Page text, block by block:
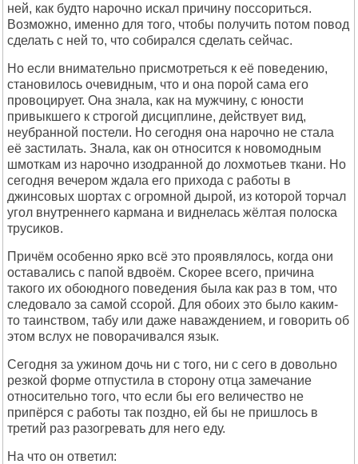
ней, как будто нарочно искал причину поссориться.
Возможно, именно для того, чтобы получить потом повод
сделать с ней то, что собирался сделать сейчас.
Но если внимательно присмотреться к её поведению,
становилось очевидным, что и она порой сама его
провоцирует. Она знала, как на мужчину, с юности
привыкшего к строгой дисциплине, действует вид,
неубранной постели. Но сегодня она нарочно не стала
её застилать. Знала, как он относится к новомодным
шмоткам из нарочно изодранной до лохмотьев ткани. Но
сегодня вечером ждала его прихода с работы в
джинсовых шортах с огромной дырой, из которой торчал
угол внутреннего кармана и виднелась жёлтая полоска
трусиков.
Причём особенно ярко всё это проявлялось, когда они
оставались с папой вдвоём. Скорее всего, причина
такого их обоюдного поведения была как раз в том, что
следовало за самой ссорой. Для обоих это было каким-
то таинством, табу или даже наваждением, и говорить об
этом вслух не поворачивался язык.
Сегодня за ужином дочь ни с того, ни с сего в довольно
резкой форме отпустила в сторону отца замечание
относительно того, что если бы его величество не
припёрся с работы так поздно, ей бы не пришлось в
третий раз разогревать для него еду.
На что он ответил: